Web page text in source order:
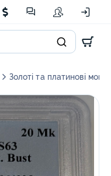
Золоті та платинові